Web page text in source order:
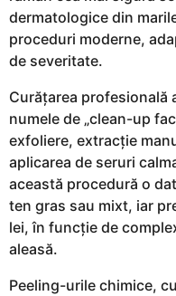
dermatologice din
proceduri moderne,
de severitate.
Curățarea profesională
numele de „clean-up
exfoliere, extracție
aplicarea de seruri
această procedură o
ten gras sau mixt, iar
lei, în funcție de
aleasă.
Peeling-urile chimice,